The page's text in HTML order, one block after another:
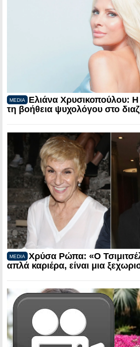
MEDIA
Ελιάνα Χρυσικοπούλου:
τη βοήθεια ψυχολόγου στο
MEDIA
Χρύσα Ρώπα: «Ο
απλά καριέρα, είναι μια